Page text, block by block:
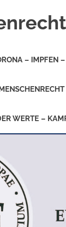
– IMPFEN
WERTE –